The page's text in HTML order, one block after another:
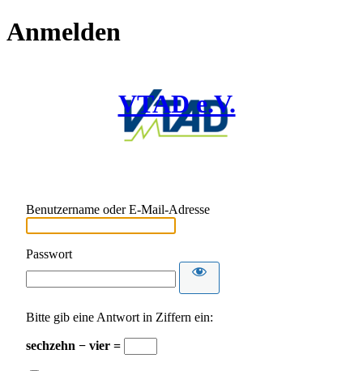
Anmelden
VTAD e.V.
Benutzername oder E-Mail-Adresse
Passwort
Bitte gib eine Antwort in Ziffern ein:
sechzehn − vier =